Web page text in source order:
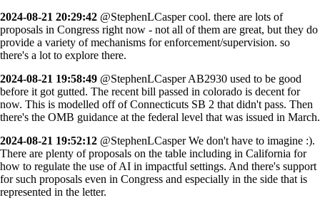
2024-08-21 20:29:42 @StephenLCasper cool. there are lots of
proposals in Congress right now - not all of them are great, but they do
provide a variety of mechanisms for enforcement/supervision. so
there's a lot to explore there.
2024-08-21 19:58:49 @StephenLCasper AB2930 used to be good
before it got gutted. The recent bill passed in colorado is decent for
now. This is modelled off of Connecticuts SB 2 that didn't pass. Then
there's the OMB guidance at the federal level that was issued in March.
2024-08-21 19:52:12 @StephenLCasper We don't have to imagine :).
There are plenty of proposals on the table including in California for
how to regulate the use of AI in impactful settings. And there's support
for such proposals even in Congress and especially in the side that is
represented in the letter.